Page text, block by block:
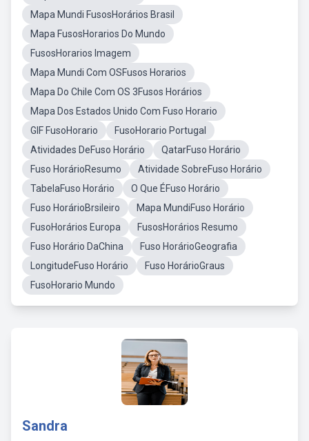
Mapa Mundi FusosHorários Brasil
Mapa FusosHorarios Do Mundo
FusosHorarios Imagem
Mapa Mundi Com OSFusos Horarios
Mapa Do Chile Com OS 3Fusos Horários
Mapa Dos Estados Unido Com Fuso Horario
GIF FusoHorario
FusoHorario Portugal
Atividades DeFuso Horário
QatarFuso Horário
Fuso HorárioResumo
Atividade SobreFuso Horário
TabelaFuso Horário
O Que ÉFuso Horário
Fuso HorárioBrsileiro
Mapa MundiFuso Horário
FusoHorários Europa
FusosHorários Resumo
Fuso Horário DaChina
Fuso HorárioGeografia
LongitudeFuso Horário
Fuso HorárioGraus
FusoHorario Mundo
Sandra